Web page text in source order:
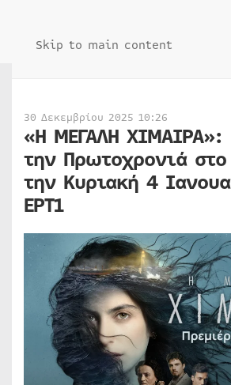
Skip to main content
30 Δεκεμβρίου 2025 10:26
«Η ΜΕΓΑΛΗ ΧΙΜΑΙΡΑ»:
την Πρωτοχρονιά στο
την Κυριακή 4
ΕΡΤ1